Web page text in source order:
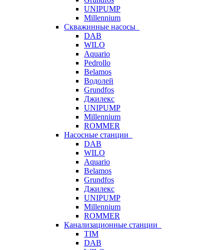
UNIPUMP
Millennium
Скважинные насосы
DAB
WILO
Aquario
Pedrollo
Belamos
Водолей
Grundfos
Джилекс
UNIPUMP
Millennium
ROMMER
Насосные станции
DAB
WILO
Aquario
Belamos
Grundfos
Джилекс
UNIPUMP
Millennium
ROMMER
Канализационные станции
TIM
DAB